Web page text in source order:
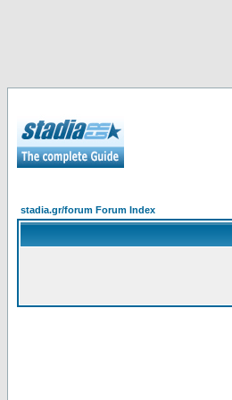
stadia.gr/forum Forum Index